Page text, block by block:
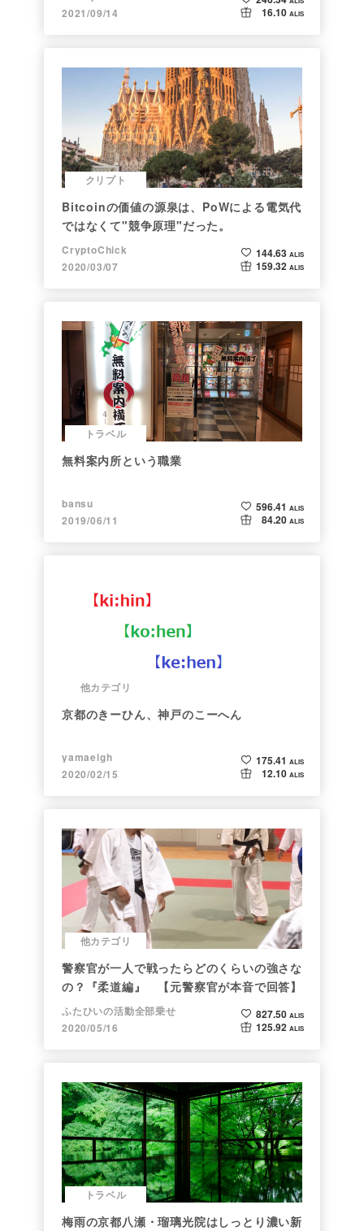
2021/09/14
16.10 ALIS
クリプト
Bitcoinの価値の源泉は、PoWによる電気代
ではなくて"競争原理"だった。
CryptoChick
2020/03/07
144.63 ALIS
159.32 ALIS
トラベル
無料案内所という職業
bansu
2019/06/11
596.41 ALIS
84.20 ALIS
他カテゴリ
京都のきーひん、神戸のこーへん
yamaeigh
2020/02/15
175.41 ALIS
12.10 ALIS
他カテゴリ
警察官が一人で戦ったらどのくらいの強さな
の？『柔道編』 【元警察官が本音で回答】
ふたひいの活動全部乗せ
2020/05/16
827.50 ALIS
125.92 ALIS
トラベル
梅雨の京都八瀬・瑠璃光院はしっとり濃い新